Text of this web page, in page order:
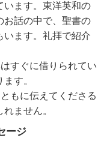
います。東洋英和の
お話の中で、聖書の
います。礼拝で紹介
すぐに借りられてい
す。
もに伝えてくださる
ません。
ージ